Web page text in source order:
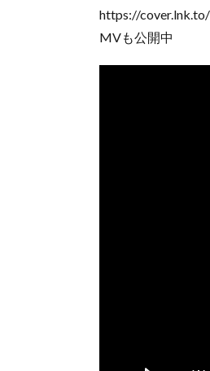
https://
MVも公開中